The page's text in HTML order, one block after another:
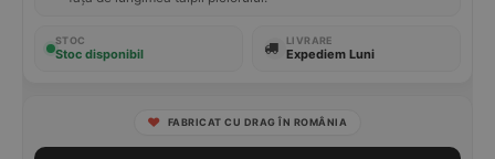
STOC
Stoc disponibil
LIVRARE
Expediem Luni
FABRICAT CU DRAG ÎN ROMÂNIA